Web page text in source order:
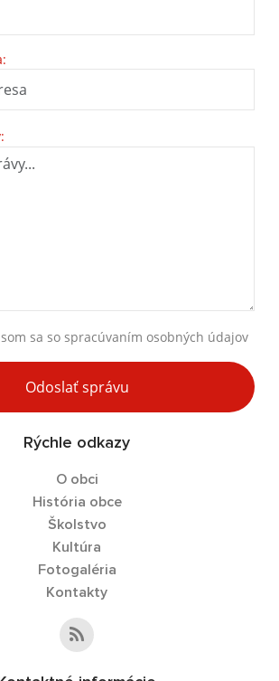
sa so spracúvaním osobných údajov
Odoslať správu
Rýchle odkazy
O obci
História obce
Školstvo
Kultúra
Fotogaléria
Kontakty